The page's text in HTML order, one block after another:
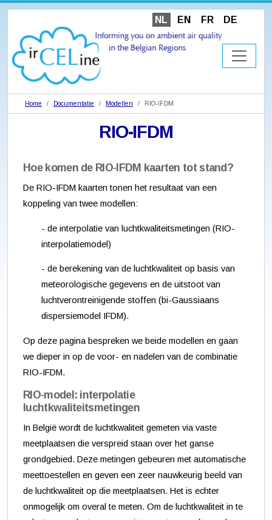
NL EN FR DE
Home Documentatie Modellen RIO-IFDM
RIO-IFDM
Hoe komen de RIO-IFDM kaarten tot stand?
De RIO-IFDM kaarten tonen het resultaat van een
koppeling van twee modellen:
- de interpolatie van luchtkwaliteitsmetingen (RIO-
interpolatiemodel)
- de berekening van de luchtkwaliteit op basis van
meteorologische gegevens en de uitstoot van
luchtverontreinigende stoffen (bi-Gaussiaans
dispersiemodel IFDM).
Op deze pagina bespreken we beide modellen en gaan
we dieper in op de voor- en nadelen van de combinatie
RIO-IFDM.
RIO-model: interpolatie
luchtkwaliteitsmetingen
In België wordt de luchtkwaliteit gemeten via vaste
meetplaatsen die verspreid staan over het ganse
grondgebied. Deze metingen gebeuren met automatische
meettoestellen en geven een zeer nauwkeurig beeld van
de luchtkwaliteit op die meetplaatsen. Het is echter
onmogelijk om overal te meten. Om de luchtkwaliteit in te